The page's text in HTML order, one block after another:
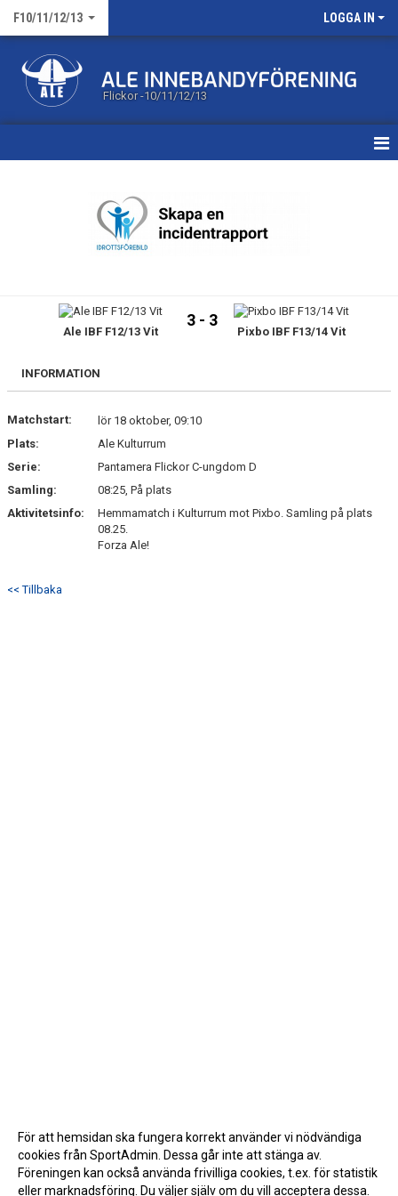
F10/11/12/13 LOGGA IN
Flickor -10/11/12/13
BILDGALLERI
DOKUMENT
Ale IBF F12/13 Vit
3 - 3
Pixbo IBF F13/14 Vit
INFORMATION
Matchstart:
lör 18 oktober, 09:10
Plats:
Ale Kulturrum
Serie:
Pantamera Flickor C-ungdom D
Samling:
08:25, På plats
Aktivitetsinfo:
Hemmamatch i Kulturrum mot Pixbo. Samling på plats
08.25.
Forza Ale!
<< Tillbaka
För att hemsidan ska fungera korrekt använder vi nödvändiga
cookies från SportAdmin. Dessa går inte att stänga av.
Föreningen kan också använda frivilliga cookies, t.ex. för statistik
eller marknadsföring. Du väljer själv om du vill acceptera dessa.